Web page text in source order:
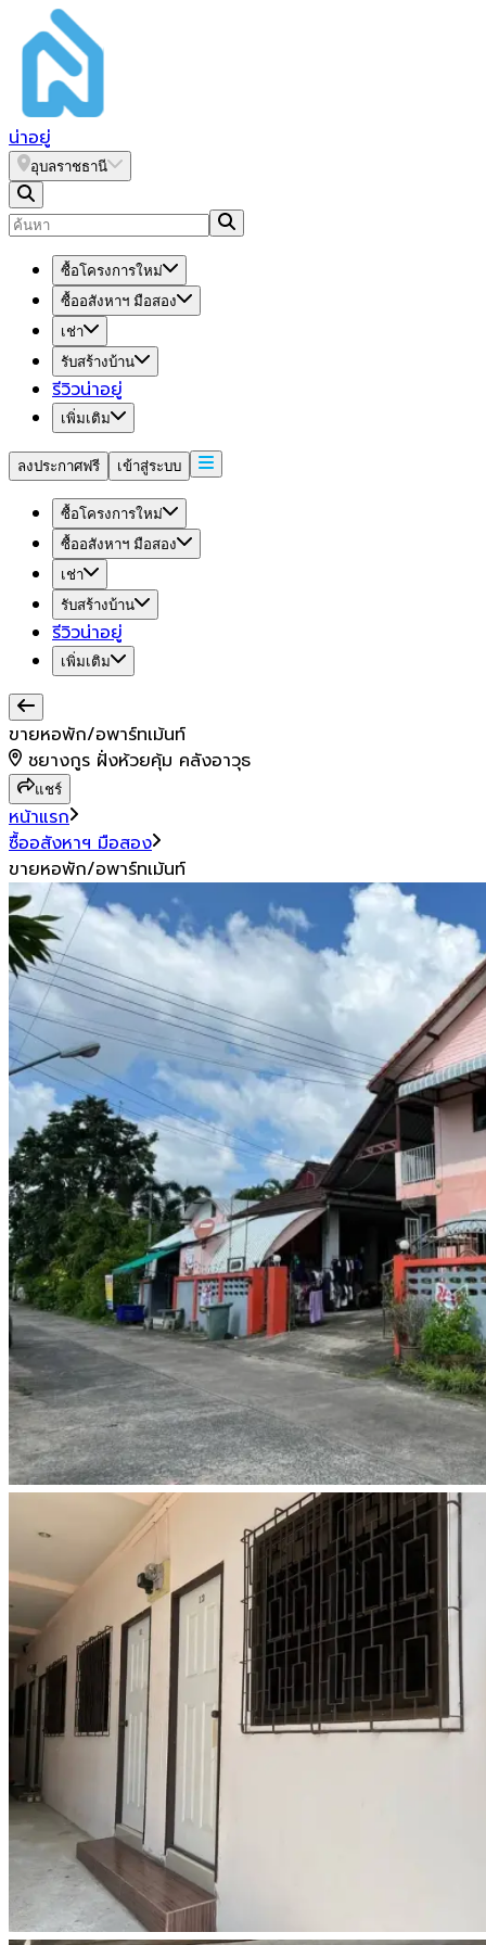
น่าอยู่
อุบลราชธานี
ซื้อโครงการใหม่
ซื้ออสังหาฯ มือสอง
เช่า
รับสร้างบ้าน
รีวิวน่าอยู่
เพิ่มเติม
ลงประกาศฟรี เข้าสู่ระบบ
ซื้อโครงการใหม่
ซื้ออสังหาฯ มือสอง
เช่า
รับสร้างบ้าน
รีวิวน่าอยู่
เพิ่มเติม
ขายหอพัก/อพาร์ทเม้นท์
ชยางกูร ฝั่งห้วยคุ้ม คลังอาวุธ
แชร์
หน้าแรก
ซื้ออสังหาฯ มือสอง
ขายหอพัก/อพาร์ทเม้นท์